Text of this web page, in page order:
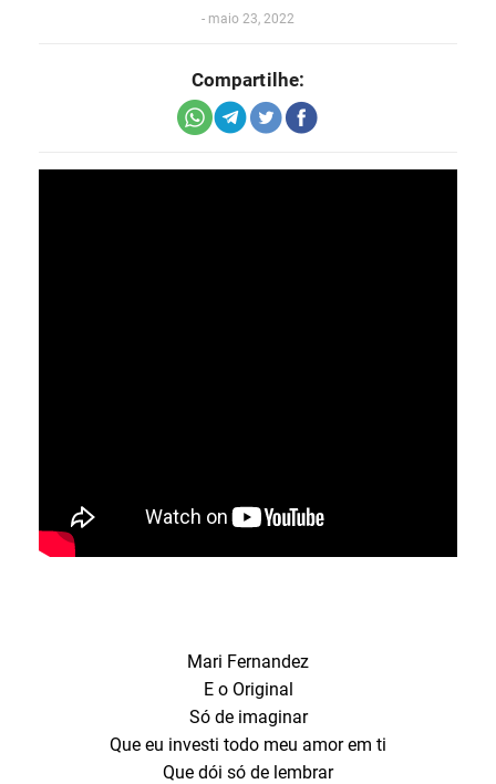
- maio 23, 2022
Compartilhe:
Mari Fernandez
E o Original
Só de imaginar
Que eu investi todo meu amor em ti
Que dói só de lembrar